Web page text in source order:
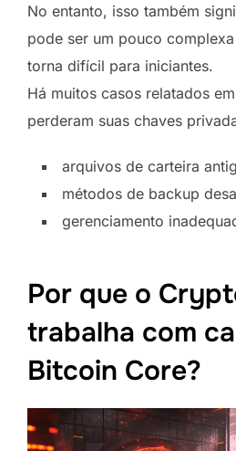
No entanto, isso também
pode ser um pouco
torna difícil para iniciantes.
Há muitos casos relatados
perderam suas chaves
arquivos de carteira
métodos de backup
gerenciamento
Por que o
trabalha com
Bitcoin Core?